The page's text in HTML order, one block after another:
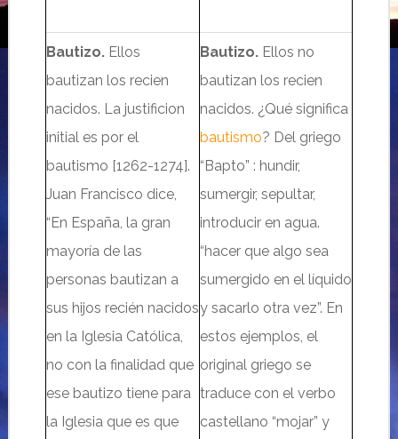
Bautizo.Ellos
bautizan los recien
nacidos. La justificion
initial es por el
bautismo [1262-1274].
Juan Francisco dice,
“En España, la gran
mayoría de las
personas bautizan a
sus hijos recién nacidos
en la Iglesia Católica,
no con la finalidad que
ese bautizo tiene para
la Iglesia que es que
Bautizo. Ellos no
bautizan los recien
nacidos. ¿Qué significa
bautismo? Del griego
“Bapto” : hundir,
sumergir, sepultar,
introducir en agua.
“hacer que algo sea
sumergido en el líquido
y sacarlo otra vez”. En
estos ejemplos, el
original griego se
traduce con el verbo
castellano “mojar” y